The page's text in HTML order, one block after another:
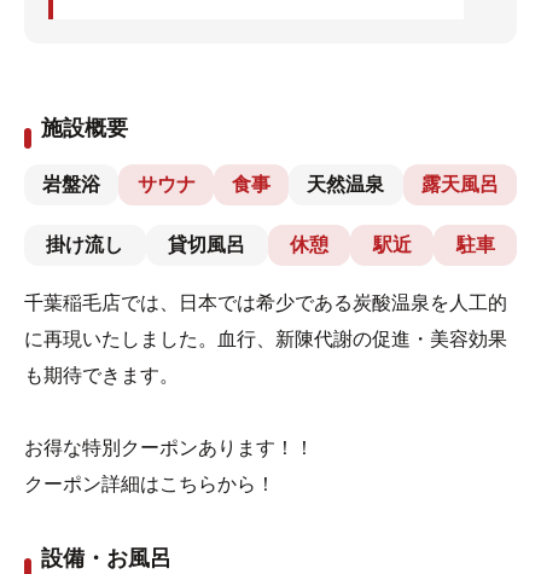
施設概要
岩盤浴 サウナ 食事 天然温泉 露天風呂
掛け流し 貸切風呂 休憩 駅近 駐車
千葉稲毛店では、日本では希少である炭酸温泉を人工的
に再現いたしました。血行、新陳代謝の促進・美容効果
も期待できます。
お得な特別クーポンあります！！
クーポン詳細はこちらから！
設備・お風呂